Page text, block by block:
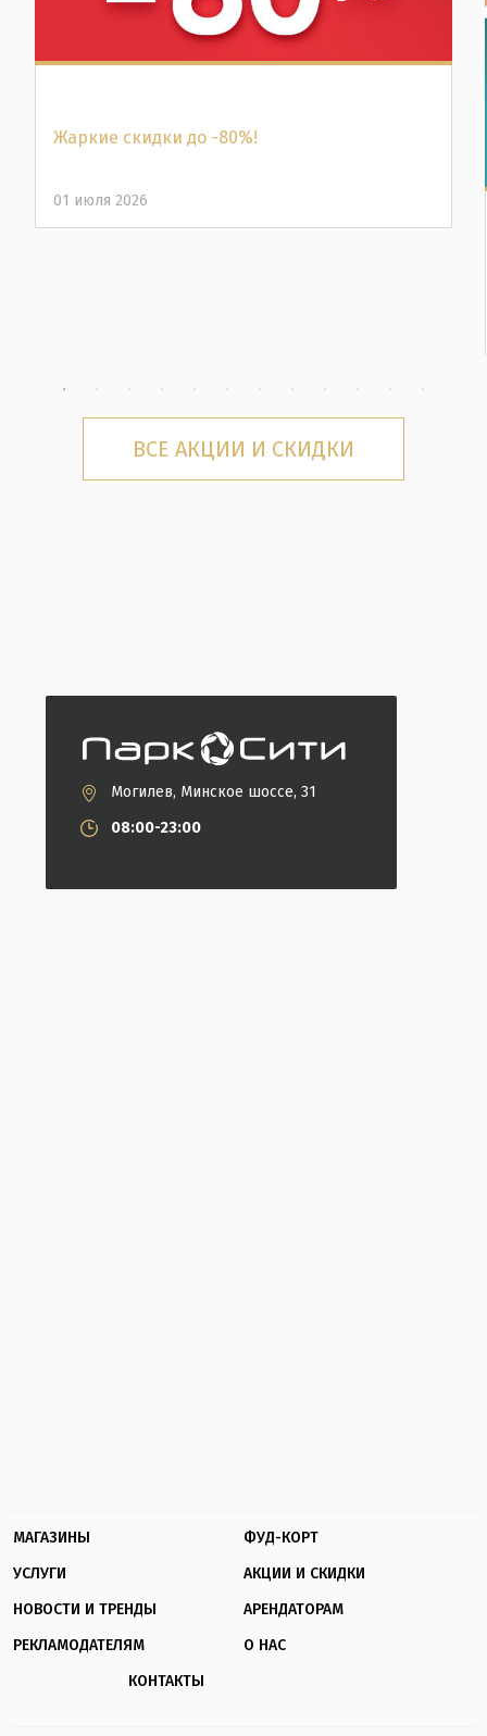
Жаркие скидки до -80%!
01 июля 2026
ВСЕ АКЦИИ И СКИДКИ
Могилев, Минское шоссе, 31
08:00-23:00
МАГАЗИНЫ
ФУД-КОРТ
УСЛУГИ
АКЦИИ И СКИДКИ
НОВОСТИ И ТРЕНДЫ
АРЕНДАТОРАМ
РЕКЛАМОДАТЕЛЯМ
О НАС
КОНТАКТЫ